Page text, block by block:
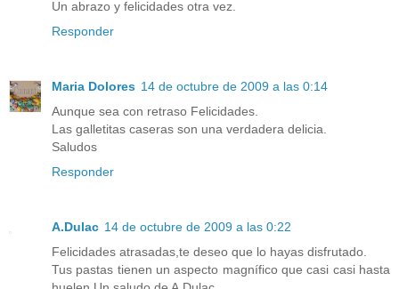
Un abrazo y felicidades otra vez.
Responder
Maria Dolores 14 de octubre de 2009 a las 0:14
Aunque sea con retraso Felicidades.
Las galletitas caseras son una verdadera delicia.
Saludos
Responder
A.Dulac 14 de octubre de 2009 a las 0:22
Felicidades atrasadas,te deseo que lo hayas disfrutado.
Tus pastas tienen un aspecto magnífico que casi casi hasta